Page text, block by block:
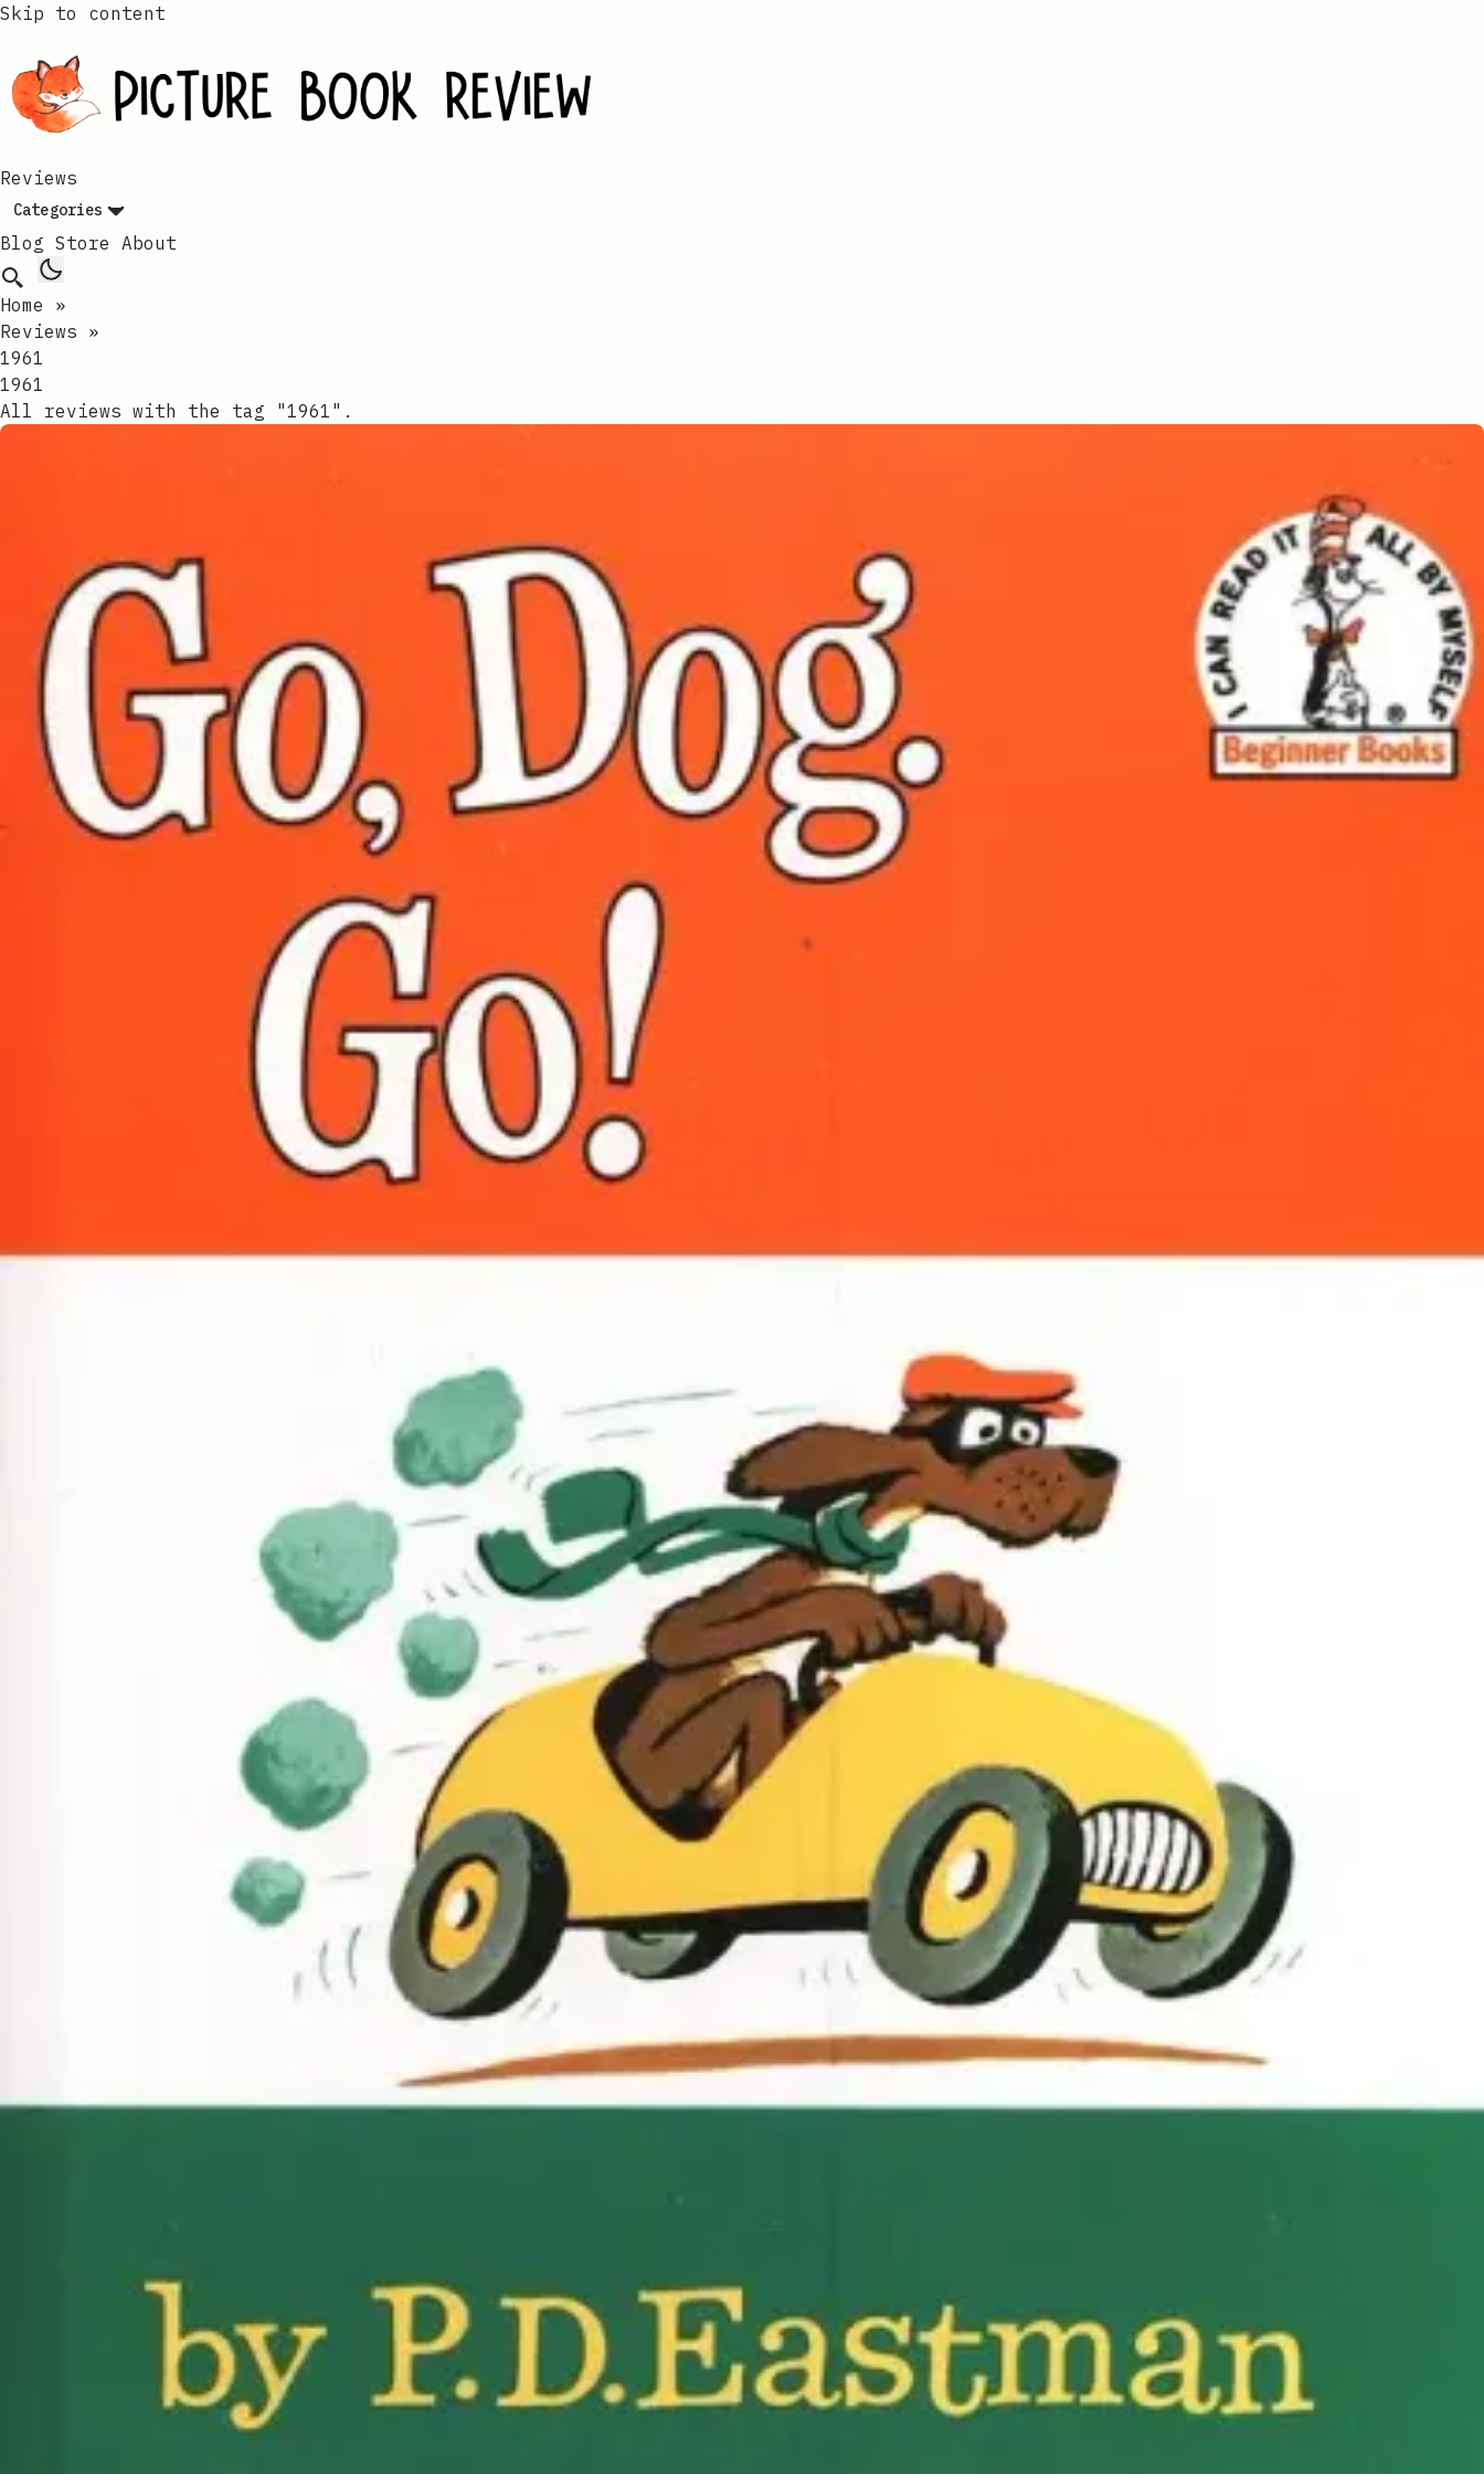
Skip to content
Reviews
Categories
Blog Store About
Home
»
Reviews »
1961
1961​​​​‌ ‍ ​‍​‍‌‍ ‌ ​‍‌‍‍‌‌‍‌ ‌‍‍‌‌‍ ‍​‍​‍​ ‍‍​‍​‍‌ ​ ‌‍​‌‌‍ ‍‌‍‍‌‌ ‌​‌ ‍‌​‍ ‍‌‍‍‌‌‍ ​‍​‍​‍ ​​‍​‍‌‍‍​‌ ​‍‌‍‌‌‌‍‌‍​‍​‍​ ‍‍​‍​‍‌‍‍​‌ ‌​‌ ‌​‌ ​​‌ ​ ​ ‍‍​‍ ​‍ ‌ ​​‌‍‍‌‌‍​ ‌ ‌​‌ ‌‌‌ ​‍‌‍‌‌‌‍​‍‌‍ ‌‍ ‌‍‍ ‌ ​‍‌‍‌‌‌ ‌‍‌‍‍‌‌‍‌‌‌ ‌ ​‍ ‍‌ ​ ‌‍​‌‌‍ ‍‌‍‍‌‌ ‌​‌ ‍‌​‍ ‍‌ ​ ‌ ‌​‌ ‌‌‌‍‌​‌‍‍‌‌‍ ​‍ ‌‍‍‌‌‍ ‍‌ ‌​‌‍‌‌‌‍ ‍‌ ‌​​‍ ‌‍‌‌‌‍‌​‌‍‍‌‌ ‌​​‍ ‌‍ ‌‌‍ ‌‍‌​‌‍‌‌​ ‌‌ ​​‌ ​‍‌‍‌‌‌ ​ ‌‍‌‌‌‍ ‍‌ ‌​‌‍​‌‌ ‌​‌‍‍‌‌‍ ‌‍ ‍​ ‍ ‌‍‍‌‌‍‌​​ ‌‌‌​‌‌‍​‍​ ‌​‌‍‍‍‌‍ ‍‌​​‌‌ ‌‍‌‍​‌‌​​‍‌ ‍‌​ ​ ‌ ‌​‌​‍‌‌ ‍‌‌ ‍‍‌​ ​‌​‌‌‌ ‌ ‌ ‍‍​ ‌​‌​‌ ‌​ ‍​ ‍ ‌ ‌​‌ ‍‌‌ ​​‌‍‌‌​ ‌‌ ‌​‌‍​‌‌‍‌ ​ ‍ ‌ ​​‌‍​‌‌ ‌​‌‍‍​​ ‌‌‍ ‍‌‍​‌‌‍ ‌‌‍‌‌​ ‌‍​‍‌‍​‌‌ ​ ‌‍‌‌‌‌‌‌‌ ​‍‌‍ ​​ ‌‌‍‍​‌ ‌​‌ ‌​‌ ​​‌ ​ ​‍‌‌​ ​ ‌​​‌​‍‌‌​ ​‍‌​‌‍​‍‌‌​ ​‍‌​‌‍‌ ​​‌‍‍‌‌‍​ ‌ ‌​‌ ‌‌‌ ​‍‌‍‌‌‌‍​‍‌‍ ‌‍ ‌‍‍ ‌ ​‍‌‍‌‌‌ ‌‍‌‍‍‌‌‍‌‌‌ ‌ ​‍ ‍‌ ​ ‌‍​‌‌‍ ‍‌‍‍‌‌ ‌​‌ ‍‌​‍ ‍‌ ​ ‌ ‌​‌ ‌‌‌‍‌​‌‍‍‌‌‍ ​‍‌‍‌‍‍‌‌‍‌​​ ‌‌‌​‌‌‍​‍​ ‌​‌‍‍‍‌‍ ‍‌​​‌‌ ‌‍‌‍​‌‌​​‍‌ ‍‌​ ​ ‌ ‌​‌​‍‌‌ ‍‌‌ ‍‍‌​ ​‌​‌‌‌ ‌ ‌ ‍‍​ ‌​‌​‌ ‌​ ‍​‍‌‍‌ ‌​‌ ‍‌‌ ​​‌‍‌‌​ ‌‌ ‌​‌‍​‌‌‍‌ ​‍‌‍‌ ​​‌‍​‌‌ ‌​‌‍‍​​ ‌‌‍ ‍‌‍​‌‌‍ ‌‌‍‌‌​‍‌‍‌ ​​‌‍‌‌‌ ​‍‌ ​ ‌ ​​‌‍‌‌‌‍​ ‌ ‌​‌‍‍‌‌ ‌‍‌‍‌‌​ ‌‌ ​​‌ ‌‌‌‍​‍‌‍ ​‌‍‍‌‌ ​ ‌‍‍​‌‍‌‌‌‍‌​​‍​‍‌ ‌
All reviews with the tag "1961".